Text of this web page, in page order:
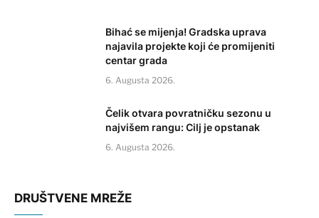
Bihać se mijenja! Gradska uprava
najavila projekte koji će promijeniti
centar grada
6. Augusta 2026.
Čelik otvara povratničku sezonu u
najvišem rangu: Cilj je opstanak
6. Augusta 2026.
DRUŠTVENE MREŽE